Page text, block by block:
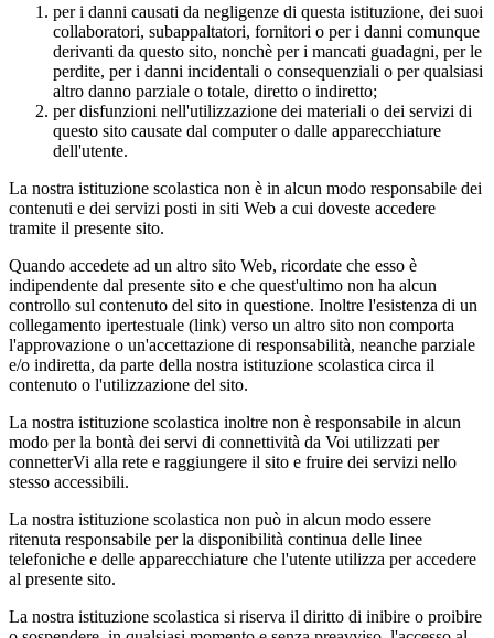
per i danni causati da negligenze di questa istituzione, dei suoi
collaboratori, subappaltatori, fornitori o per i danni comunque
derivanti da questo sito, nonchè per i mancati guadagni, per le
perdite, per i danni incidentali o consequenziali o per qualsiasi
altro danno parziale o totale, diretto o indiretto;
per disfunzioni nell'utilizzazione dei materiali o dei servizi di
questo sito causate dal computer o dalle apparecchiature
dell'utente.
La nostra istituzione scolastica non è in alcun modo responsabile dei
contenuti e dei servizi posti in siti Web a cui doveste accedere
tramite il presente sito.
Quando accedete ad un altro sito Web, ricordate che esso è
indipendente dal presente sito e che quest'ultimo non ha alcun
controllo sul contenuto del sito in questione. Inoltre l'esistenza di un
collegamento ipertestuale (link) verso un altro sito non comporta
l'approvazione o un'accettazione di responsabilità, neanche parziale
e/o indiretta, da parte della nostra istituzione scolastica circa il
contenuto o l'utilizzazione del sito.
La nostra istituzione scolastica inoltre non è responsabile in alcun
modo per la bontà dei servi di connettività da Voi utilizzati per
connetterVi alla rete e raggiungere il sito e fruire dei servizi nello
stesso accessibili.
La nostra istituzione scolastica non può in alcun modo essere
ritenuta responsabile per la disponibilità continua delle linee
telefoniche e delle apparecchiature che l'utente utilizza per accedere
al presente sito.
La nostra istituzione scolastica si riserva il diritto di inibire o proibire